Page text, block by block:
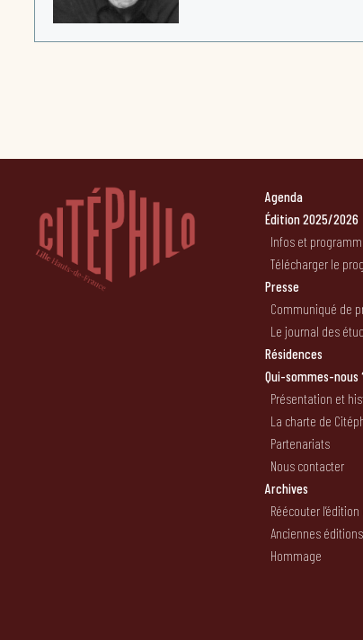
Agenda
Édition 2025/2026
Infos et
Télécharger le
Presse
Communiqué de
Le journal des
Résidences
Qui-sommes-nous
Présentation et
La charte de
Partenariats
Nous contacter
Archives
Réécouter
Anciennes éditions
Hommage